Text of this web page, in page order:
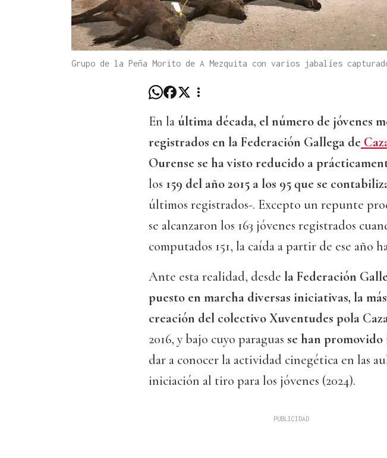
Grupo de la Peña Morito de A Mezquita con varios jabalíes
En laúltima década, el número de jóvenes
registrados en la Federación Gallega de
Ourense se ha visto reducido a
los 159 del año 2015 a los 95 que se
últimos registrados-. Excepto un repunte
se alcanzaron los 163 jóvenes registrados
computados 151, la caída a partir de ese año
Ante esta realidad, desde la Federación
puesto en marcha diversas iniciativas, la
creación del colectivo Xuventudes pola
2016, y bajo cuyo paraguas se han
dar a conocer la actividad cinegética en las
iniciación al tiro para los jóvenes (2024).